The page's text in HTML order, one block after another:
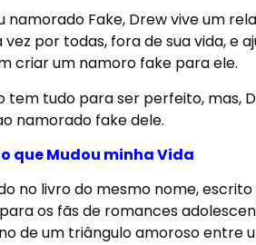
namorado Fake, Drew vive um
vez por todas, fora de sua vida, e
criar um namoro fake para ele.
tem tudo para ser perfeito, mas,
namorado fake dele.
que Mudou minha Vida
no livro do mesmo nome,
os fãs de romances
de um triângulo amoroso entre